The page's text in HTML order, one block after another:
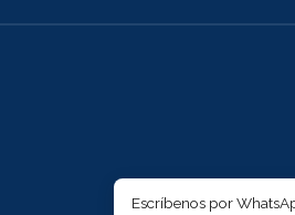
Escríbenos por